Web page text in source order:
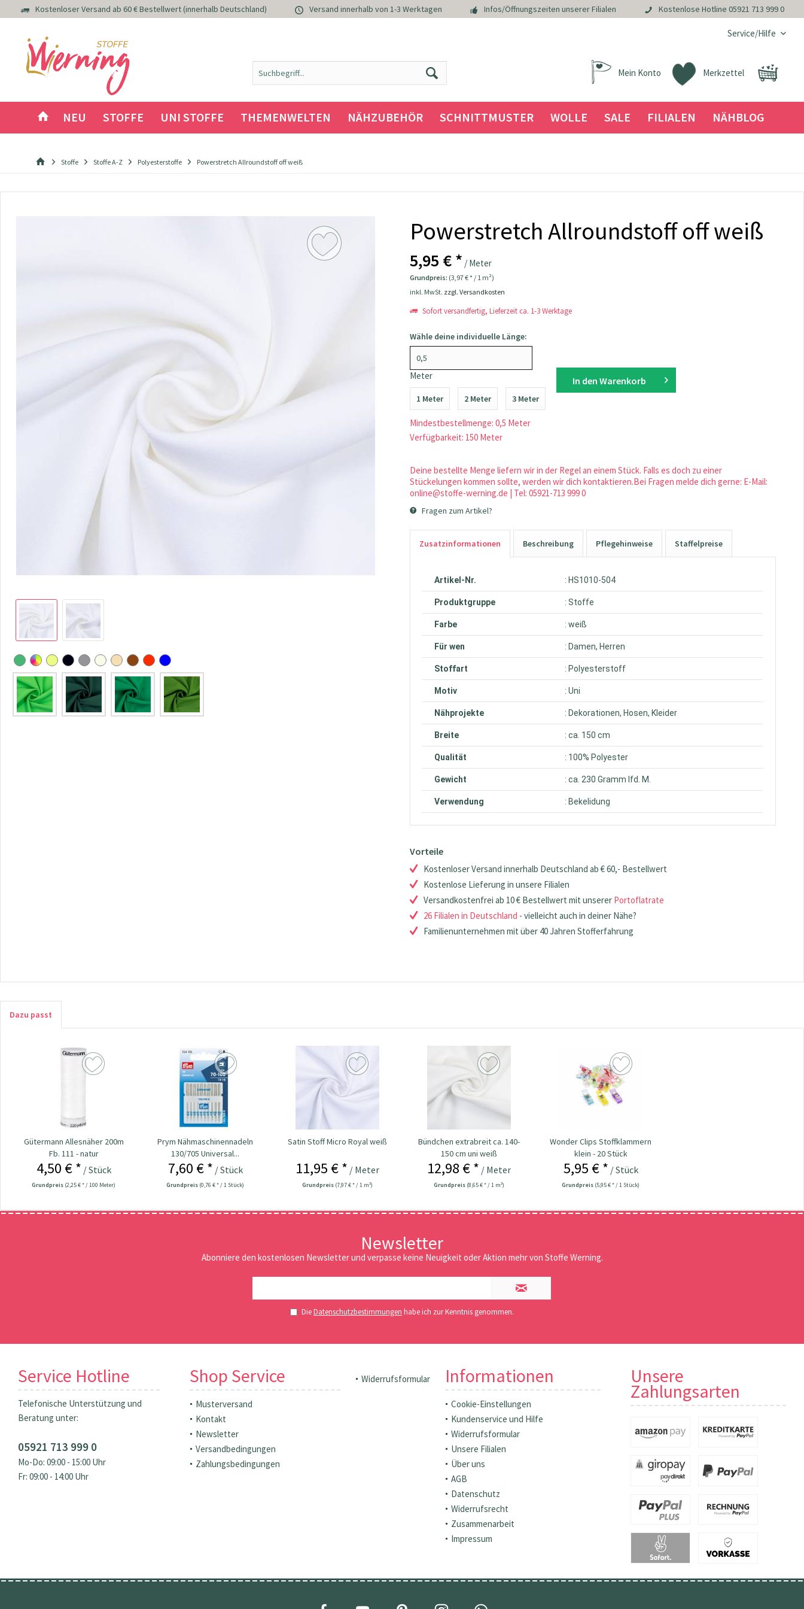
Kostenloser Versand ab 60 € Bestellwert (innerhalb Deutschland) Versand innerhalb von 1-3 Werktagen Infos/Öffnungszeiten unserer Filialen Kostenlose Hotline 05921 713 999 0
Service/Hilfe
Merkzettel
Mein Konto
NEU STOFFE UNI STOFFE THEMENWELTEN NÄHZUBEHÖR SCHNITTMUSTER WOLLE SALE FILIALEN NÄHBLOG
Stoffe Stoffe A-Z Polyesterstoffe Powerstretch Allroundstoff off weiß
Powerstretch Allroundstoff off weiß
5,95 € * / Meter
Grundpreis: (3,97 € * / 1 m²)
inkl. MwSt. zzgl. Versandkosten
Sofort versandfertig, Lieferzeit ca. 1-3 Werktage
Wähle deine individuelle Länge:
Meter
1 Meter 2 Meter 3 Meter
Mindestbestellmenge: 0,5 Meter
Verfügbarkeit: 150 Meter
In den Warenkorb
Deine bestellte Menge liefern wir in der Regel an einem Stück. Falls es doch zu einer
Stückelungen kommen sollte, werden wir dich kontaktieren.Bei Fragen melde dich gerne: E-Mail:
online@stoffe-werning.de | Tel: 05921-713 999 0
Fragen zum Artikel?
Zusatzinformationen Beschreibung Pflegehinweise Staffelpreise
Artikel-Nr. : HS1010-504
Produktgruppe : Stoffe
Farbe : weiß
Für wen : Damen, Herren
Stoffart : Polyesterstoff
Motiv : Uni
Nähprojekte : Dekorationen, Hosen, Kleider
Breite : ca. 150 cm
Qualität : 100% Polyester
Gewicht : ca. 230 Gramm lfd. M.
Verwendung : Bekelidung
Vorteile
Kostenloser Versand innerhalb Deutschland ab € 60,- Bestellwert
Kostenlose Lieferung in unsere Filialen
Versandkostenfrei ab 10 € Bestellwert mit unserer Portoflatrate
26 Filialen in Deutschland - vielleicht auch in deiner Nähe?
Familienunternehmen mit über 40 Jahren Stofferfahrung
Dazu passt
Gütermann Allesnäher 200m
Fb. 111 - natur
4,50 € * / Stück
Grundpreis (2,25 € * / 100 Meter)
Prym Nähmaschinennadeln
130/705 Universal...
7,60 € * / Stück
Grundpreis (0,76 € * / 1 Stück)
Satin Stoff Micro Royal weiß
11,95 € * / Meter
Grundpreis (7,97 € * / 1 m²)
Bündchen extrabreit ca. 140-
150 cm uni weiß
12,98 € * / Meter
Grundpreis (8,65 € * / 1 m²)
Wonder Clips Stoffklammern
klein - 20 Stück
5,95 € * / Stück
Grundpreis (5,95 € * / 1 Stück)
Newsletter
Abonniere den kostenlosen Newsletter und verpasse keine Neuigkeit oder Aktion mehr von Stoffe Werning.
DieDatenschutzbestimmungen habe ich zur Kenntnis genommen.
Service Hotline
Telefonische Unterstützung und
Beratung unter:
05921 713 999 0
Mo-Do: 09:00 - 15:00 Uhr
Fr: 09:00 - 14:00 Uhr
Shop Service
Musterversand
Kontakt
Newsletter
Versandbedingungen
Zahlungsbedingungen
Widerrufsformular Informationen
Cookie-Einstellungen
Kundenservice und Hilfe
Widerrufsformular
Unsere Filialen
Über uns
AGB
Datenschutz
Widerrufsrecht
Zusammenarbeit
Impressum
Unsere
Zahlungsarten